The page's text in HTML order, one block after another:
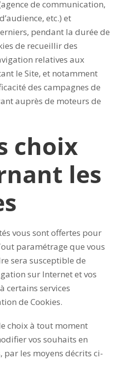
de communication,
etc.) et
pendant la durée de
de recueillir des
relatives aux
le Site, et notamment
des campagnes de
auprès de moteurs de
choix
les
vous sont offertes pour
paramétrage que vous
sera susceptible de
sur Internet et vos
certains services
de Cookies.
choix à tout moment
vos souhaits en
par les moyens décrits ci-